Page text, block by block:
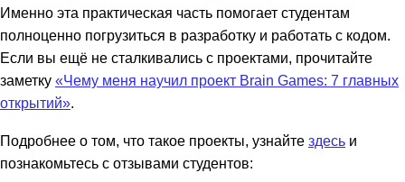
Именно эта практическая часть помогает студентам
полноценно погрузиться в разработку и работать с кодом.
Если вы ещё не сталкивались с проектами, прочитайте
заметку «‎Чему меня научил проект Brain Games: 7 главных
открытий».
Подробнее о том, что такое проекты, узнайте здесь и
познакомьтесь с отзывами студентов: